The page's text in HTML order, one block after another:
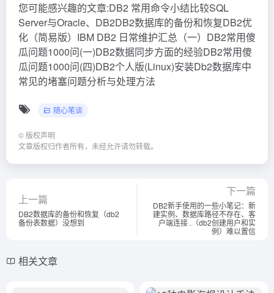
您可能感兴趣的文章:DB2 常用命令小结比较SQL
Server与Oracle、DB2DB2数据库的备份和恢复DB2优
化（简易版）IBM DB2 日常维护汇总（一）DB2常用傻
瓜问题1000问(一)DB2数据同步方面的经验DB2常用傻
瓜问题1000问(四)DB2个人版(Linux)安装Db2数据库中
常见的堵塞问题分析与处理方法
随心笔谈
© 版权声明
文章版权归作者所有，未经允许请勿转载。
上一篇
DB2数据库的备份和恢复（db2
备份表数据）没想到
下一篇
DB2新手使用的一些小笔记：新
建实例、数据库路径不存在、客
户端连接 .（db2创建用户和实
例）难以置信
相关文章